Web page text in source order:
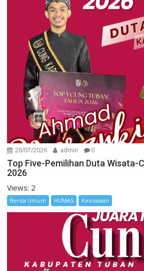
26/07/2026 admin 0
Top Five-Pemilihan Duta Wisata-
2026
Views: 2
Berita Umum HUMAS Kesiswaan